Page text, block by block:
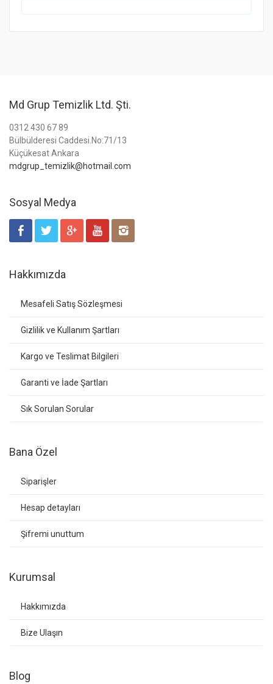
Md Grup Temizlik Ltd. Şti.
0312 430 67 89
Bülbülderesi Caddesi.No:71/13
Küçükesat Ankara
mdgrup_temizlik@hotmail.com
Sosyal Medya
Hakkımızda
Mesafeli Satış Sözleşmesi
Gizlilik ve Kullanım Şartları
Kargo ve Teslimat Bilgileri
Garanti ve İade Şartları
Sık Sorulan Sorular
Bana Özel
Siparişler
Hesap detayları
Şifremi unuttum
Kurumsal
Hakkımızda
Bize Ulaşın
Blog